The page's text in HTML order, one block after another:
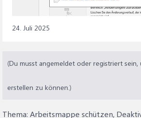
24. Juli 2025
(Du musst angemeldet oder registriert
erstellen zu können.)
Thema: Arbeitsmappe schützen,